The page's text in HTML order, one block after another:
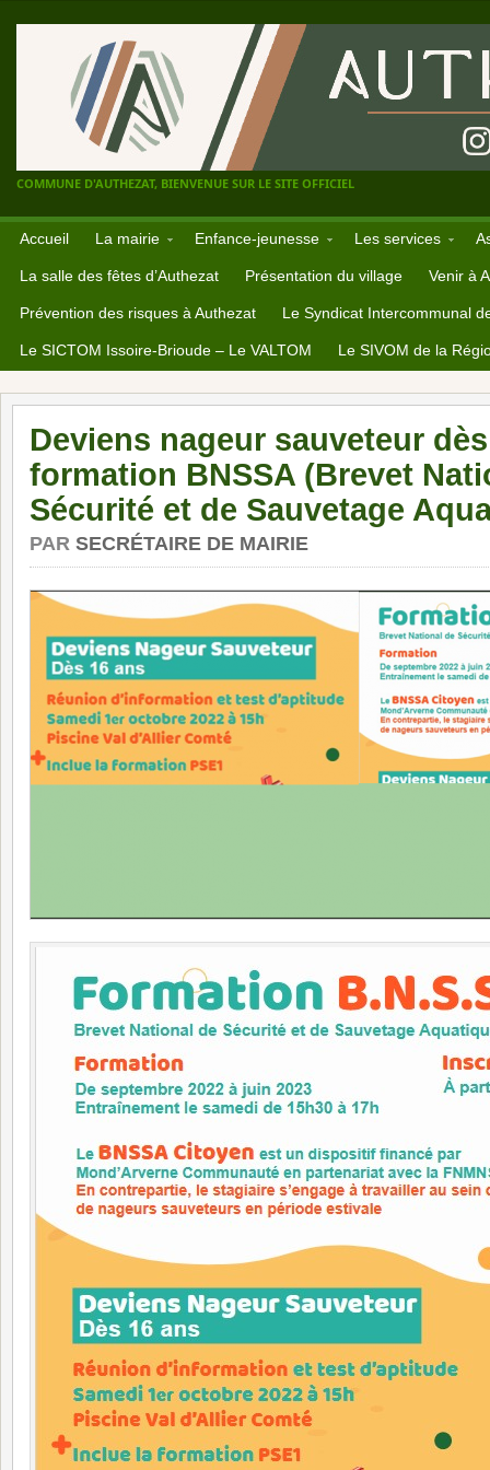
COMMUNE D'AUTHEZAT, BIENVENUE SUR LE SITE OFFICIEL
Accueil La mairie Enfance-jeunesse Les services
La salle des fêtes d’Authezat Présentation du village Venir à
Prévention des risques à Authezat Le Syndicat Intercommunal
Le SICTOM Issoire-Brioude – Le VALTOM Le SIVOM de la
Deviens nageur sauveteur
formation BNSSA (Brevet
Sécurité et de Sauvetage
PAR SECRÉTAIRE DE MAIRIE